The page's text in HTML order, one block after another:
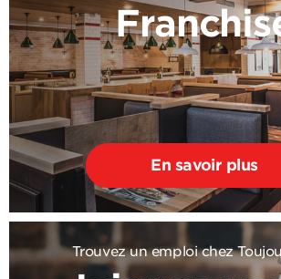
En savoir plus
Trouvez un emploi chez